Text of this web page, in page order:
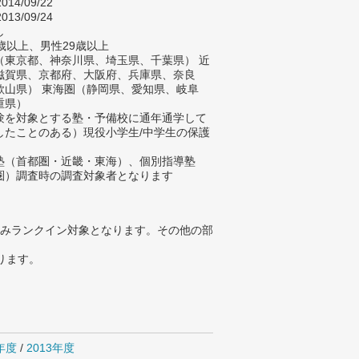
09/24
以上、男性29歳以上
東京都、神奈川県、埼玉県、千葉県） 近
賀県、京都府、大阪府、兵庫県、奈良
山県） 東海圏（静岡県、愛知県、岐阜
）
を対象とする塾・予備校に通年通学して
たことのある）現役小学生/中学生の保護
首都圏・近畿・東海）、個別指導塾
）調査時の調査対象者となります
ランクイン対象となります。その他の部
す。
度 / 2013年度